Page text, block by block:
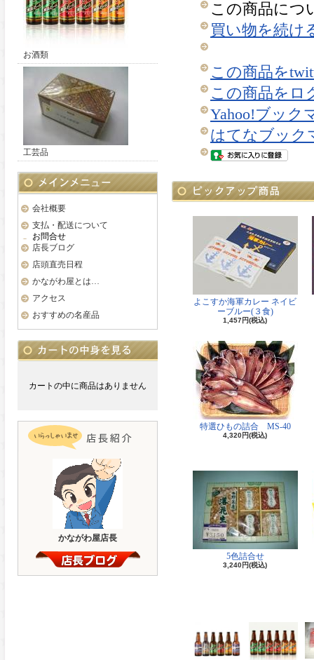
お酒類
工芸品
会社概要
支払・配送について
お問合せ
店長ブログ
店頭直売日程
かながわ屋とは…
アクセス
おすすめの名産品
カートの中に商品はありません
かながわ屋店長
この商品につ
買い物を続け
この商品を
この商品をロ
Yahoo!ブック
はてなブック
よこすか海軍カレー ネイビ
ーブルー(３食)
1,457円(税込)
特選ひもの詰合 MS-40
4,320円(税込)
5色詰合せ
3,240円(税込)